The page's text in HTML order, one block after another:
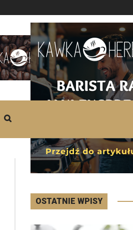
DZISIAJ
Czwartek
OSTATNIE WPISY